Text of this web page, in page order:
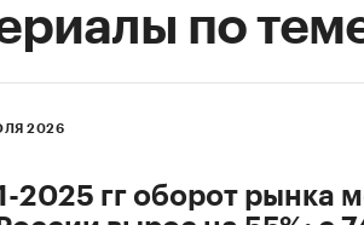
по
2026
2025 гг оборот рынка